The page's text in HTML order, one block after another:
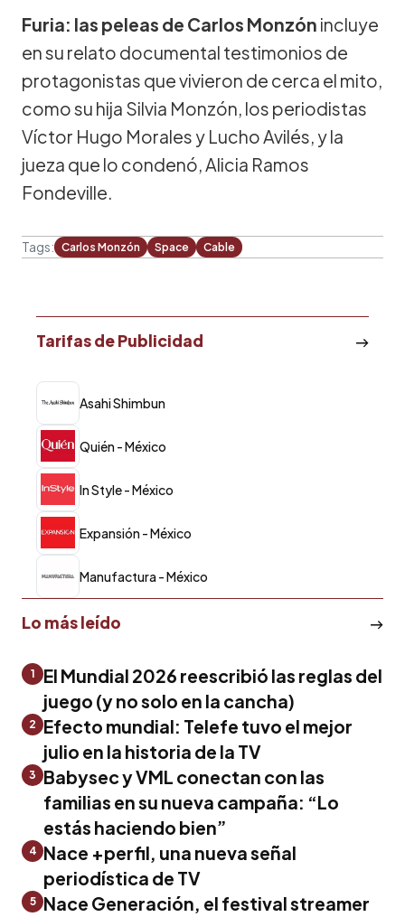
Furia: las peleas de Carlos Monzón incluye
en su relato documental testimonios de
protagonistas que vivieron de cerca el mito,
como su hija Silvia Monzón, los periodistas
Víctor Hugo Morales y Lucho Avilés, y la
jueza que lo condenó, Alicia Ramos
Fondeville.
Tags: Carlos Monzón Space Cable
Tarifas de Publicidad
Asahi Shimbun
Quién - México
In Style - México
Expansión - México
Manufactura - México
Lo más leído
1
El Mundial 2026 reescribió las reglas del
juego (y no solo en la cancha)
2
Efecto mundial: Telefe tuvo el mejor
julio en la historia de la TV
3
Babysec y VML conectan con las
familias en su nueva campaña: “Lo
estás haciendo bien”
4 Nace +perfil, una nueva señal
periodística de TV
5 Nace Generación, el festival streamer